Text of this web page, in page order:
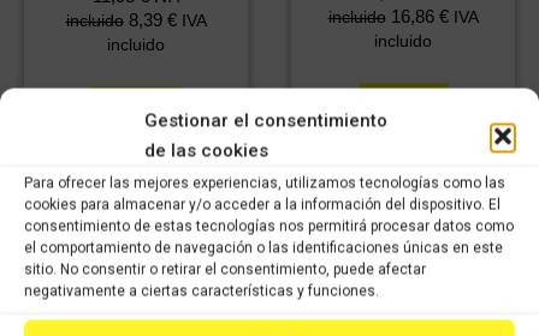
Gestionar el consentimiento
de las cookies
Para ofrecer las mejores experiencias, utilizamos tecnologías como las
cookies para almacenar y/o acceder a la información del dispositivo. El
consentimiento de estas tecnologías nos permitirá procesar datos como
el comportamiento de navegación o las identificaciones únicas en este
sitio. No consentir o retirar el consentimiento, puede afectar
negativamente a ciertas características y funciones.
incluido 8,39 € IVA
incluido
incluido 16,86 € IVA
incluido
¡Oferta!